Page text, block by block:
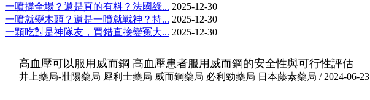
一噴撐全場？還是真的有料？法國綠... 2025-12-30
一噴就變木頭？還是一噴就戰神？持... 2025-12-30
一顆吃對是神隊友，買錯直接變冤大... 2025-12-30
高血壓可以服用威而鋼 高血壓患者服用威而鋼的安全性與可行性評估
井上藥局-壯陽藥局 犀利士藥局 威而鋼藥局 必利勁藥局 日本藤素藥局 / 2024-06-23